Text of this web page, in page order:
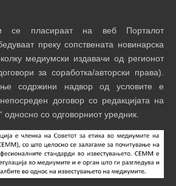
се пласираат на веб Порталот
преку сопствената новинарска
медиумски издавачи од регионот
за соработка/авторски права).
содржини надвор од условите е
договор со редакцијата на
односно со одговорниот уредник.